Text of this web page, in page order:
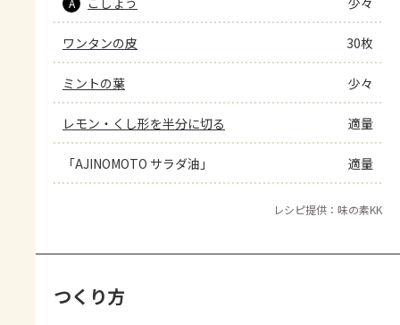
A
ワンタンの皮 30枚
ミントの葉 少々
レモン・くし形を半分に切る 適量
「AJINOMOTO サラダ油」 適量
レシピ提供：味の素KK
つくり方